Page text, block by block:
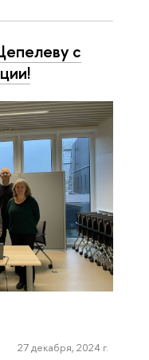
с
27 декабря, 2024 г.